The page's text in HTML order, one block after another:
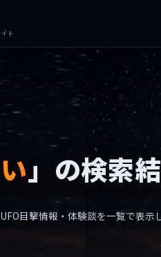
ト
」の検索
目撃情報・体験談を一覧で表示